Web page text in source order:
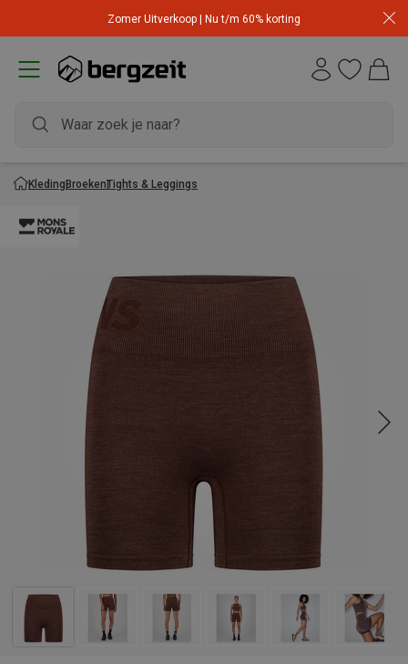
Zomer Uitverkoop | Nu t/m 60% korting
KledingBroekenTights & Leggings